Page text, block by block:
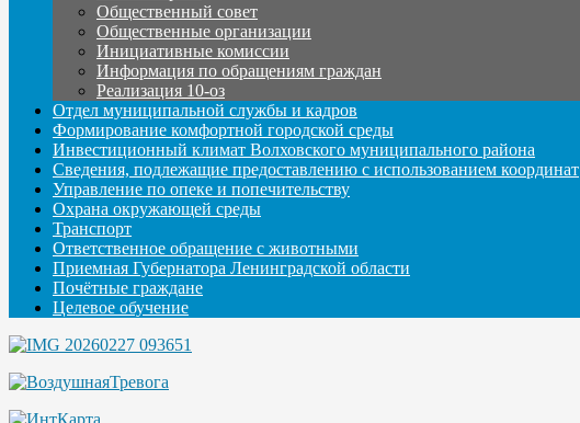
Общественный совет
Общественные организации
Инициативные комиссии
Информация по обращениям граждан
Реализация 10-оз
Отдел муниципальной службы и кадров
Формирование комфортной городской среды
Инвестиционный климат Волховского муниципального района
Сведения, подлежащие предоставлению с использованием координат
Управление по опеке и попечительству
Охрана окружающей среды
Транспорт
Ответственное обращение с животными
Приемная Губернатора Ленинградской области
Почётные граждане
Целевое обучение